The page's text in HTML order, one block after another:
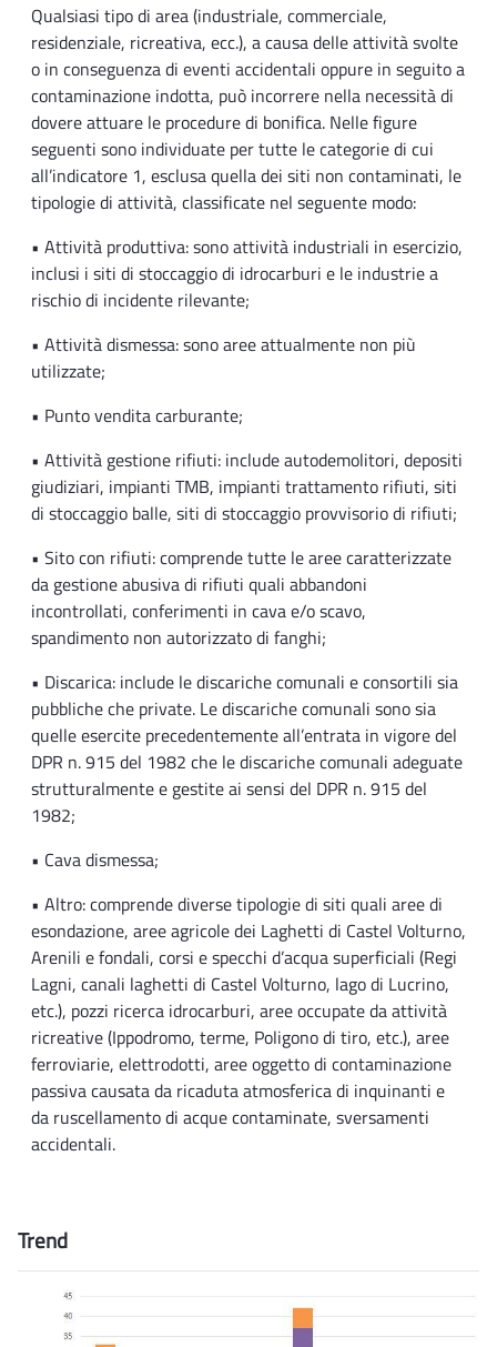
Qualsiasi tipo di area (industriale, commerciale,
residenziale, ricreativa, ecc.), a causa delle attività svolte
o in conseguenza di eventi accidentali oppure in seguito a
contaminazione indotta, può incorrere nella necessità di
dovere attuare le procedure di bonifica. Nelle figure
seguenti sono individuate per tutte le categorie di cui
all’indicatore 1, esclusa quella dei siti non contaminati, le
tipologie di attività, classificate nel seguente modo:
• Attività produttiva: sono attività industriali in esercizio,
inclusi i siti di stoccaggio di idrocarburi e le industrie a
rischio di incidente rilevante;
• Attività dismessa: sono aree attualmente non più
utilizzate;
• Punto vendita carburante;
• Attività gestione rifiuti: include autodemolitori, depositi
giudiziari, impianti TMB, impianti trattamento rifiuti, siti
di stoccaggio balle, siti di stoccaggio provvisorio di rifiuti;
• Sito con rifiuti: comprende tutte le aree caratterizzate
da gestione abusiva di rifiuti quali abbandoni
incontrollati, conferimenti in cava e/o scavo,
spandimento non autorizzato di fanghi;
• Discarica: include le discariche comunali e consortili sia
pubbliche che private. Le discariche comunali sono sia
quelle esercite precedentemente all’entrata in vigore del
DPR n. 915 del 1982 che le discariche comunali adeguate
strutturalmente e gestite ai sensi del DPR n. 915 del
1982;
• Cava dismessa;
• Altro: comprende diverse tipologie di siti quali aree di
esondazione, aree agricole dei Laghetti di Castel Volturno,
Arenili e fondali, corsi e specchi d’acqua superficiali (Regi
Lagni, canali laghetti di Castel Volturno, lago di Lucrino,
etc.), pozzi ricerca idrocarburi, aree occupate da attività
ricreative (Ippodromo, terme, Poligono di tiro, etc.), aree
ferroviarie, elettrodotti, aree oggetto di contaminazione
passiva causata da ricaduta atmosferica di inquinanti e
da ruscellamento di acque contaminate, sversamenti
accidentali.
Trend